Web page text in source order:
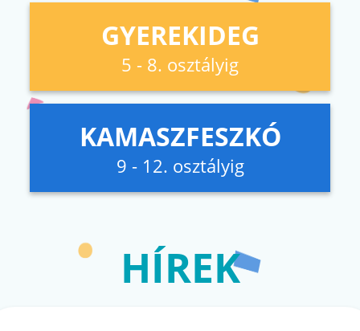
GYEREKIDEG
5 - 8. osztályig
KAMASZFESZKÓ
9 - 12. osztályig
HÍREK